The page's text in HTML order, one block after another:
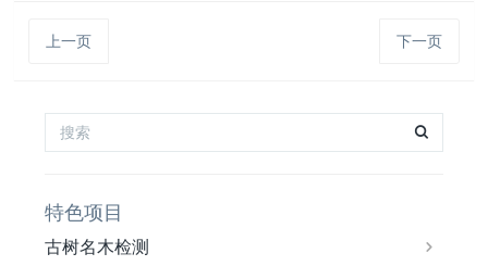
上一页 下一页
特色项目
古树名木检测